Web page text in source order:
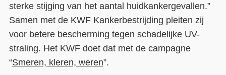
sterke stijging van het aantal huidkankergevallen.”
Samen met de KWF Kankerbestrijding pleiten zij
voor betere bescherming tegen schadelijke UV-
straling. Het KWF doet dat met de campagne
“Smeren, kleren, weren”.